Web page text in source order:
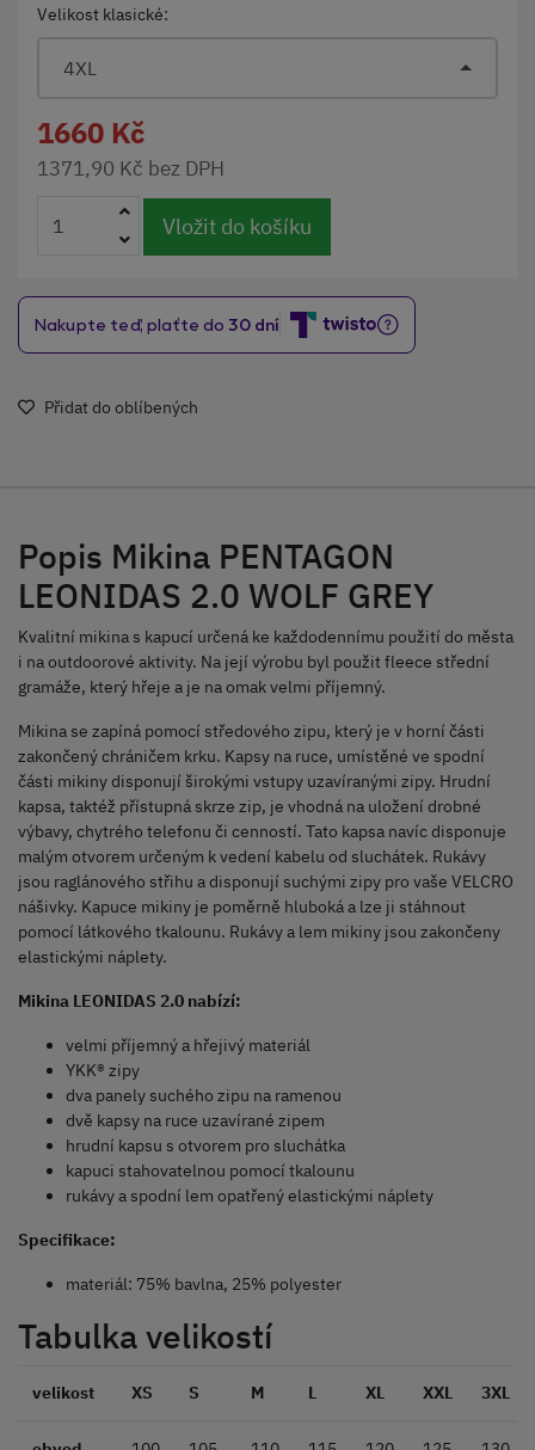
Velikost klasické:
4XL
1660 Kč
1371,90 Kč bez DPH
Vložit do košíku
Přidat do oblíbených
Popis Mikina PENTAGON
LEONIDAS 2.0 WOLF GREY
Kvalitní mikina s kapucí určená ke každodennímu použití do města
i na outdoorové aktivity. Na její výrobu byl použit fleece střední
gramáže, který hřeje a je na omak velmi příjemný.
Mikina se zapíná pomocí středového zipu, který je v horní části
zakončený chráničem krku. Kapsy na ruce, umístěné ve spodní
části mikiny disponují širokými vstupy uzavíranými zipy. Hrudní
kapsa, taktéž přístupná skrze zip, je vhodná na uložení drobné
výbavy, chytrého telefonu či cenností. Tato kapsa navíc disponuje
malým otvorem určeným k vedení kabelu od sluchátek. Rukávy
jsou raglánového střihu a disponují suchými zipy pro vaše VELCRO
nášivky. Kapuce mikiny je poměrně hluboká a lze ji stáhnout
pomocí látkového tkalounu. Rukávy a lem mikiny jsou zakončeny
elastickými náplety.
Mikina LEONIDAS 2.0 nabízí:
velmi příjemný a hřejivý materiál
YKK® zipy
dva panely suchého zipu na ramenou
dvě kapsy na ruce uzavírané zipem
hrudní kapsu s otvorem pro sluchátka
kapuci stahovatelnou pomocí tkalounu
rukávy a spodní lem opatřený elastickými náplety
Specifikace:
materiál: 75% bavlna, 25% polyester
Tabulka velikostí
velikost XS S M L XL XXL 3XL